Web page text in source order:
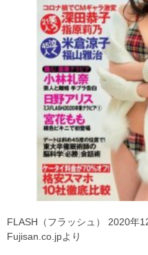
FLASH（フラッシュ） 2020年
Fujisan.co.jpより